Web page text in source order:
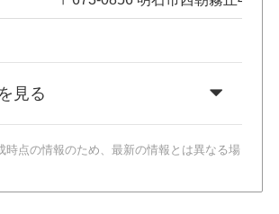
見る
点の情報のため、最新の情報とは異なる場